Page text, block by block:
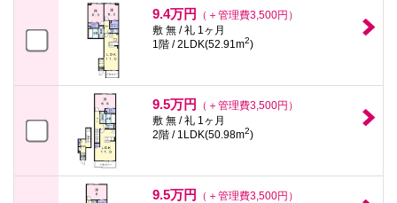
9.4万円
（＋管理費3,500円）
敷 無 / 礼 1ヶ月
1階 / 2LDK(52.91m2)
9.5万円
（＋管理費3,500円）
敷 無 / 礼 1ヶ月
2階 / 1LDK(50.98m2)
9.5万円
（＋管理費3,500円）